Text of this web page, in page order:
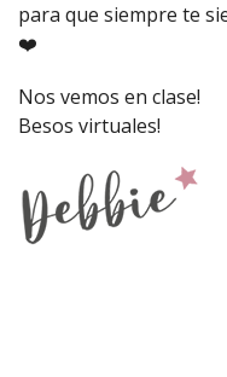
para que siempre te
❤️
Nos vemos en clase!
Besos virtuales!